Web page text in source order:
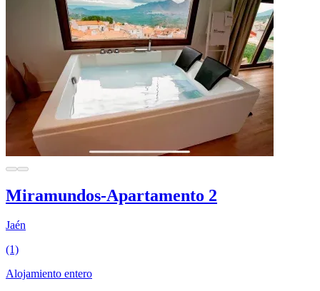
Miramundos-Apartamento 2
Jaén
(1)
Alojamiento entero